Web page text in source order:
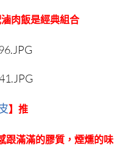
肉飯是經典組合
】推
跟滿滿的膠質，煙燻的味